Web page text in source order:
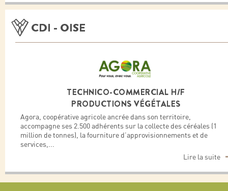
CDI - OISE
TECHNICO-COMMERCIAL H/F
PRODUCTIONS VÉGÉTALES
Agora, coopérative agricole ancrée dans son territoire,
accompagne ses 2.500 adhérents sur la collecte des céréales (1
million de tonnes), la fourniture d’approvisionnements et de
services,...
Lire la suite